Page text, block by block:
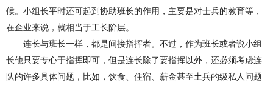
候。小组长平时还可起到协助班长的作用，主要是对士兵的教育等，
在企业来说，就相当于工长阶层。
连长与班长一样，都是间接指挥者。不过，作为班长或者说小组
长他只要专心于指挥即可，但是连长除了要指挥以外，还必须考虑连
队的许多具体问题，比如，饮食、住宿、薪金甚至土兵的级私人问题